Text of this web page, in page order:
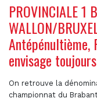
PROVINCIALE 1
WALLON/
Antépénultième,
envisage
On retrouve la
championnat du